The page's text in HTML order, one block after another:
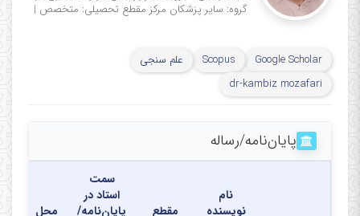
گروه: سایر پزشکان مرکز مقطع تحصیلی: متخصص |
Google Scholar
Scopus
علم سنجی
dr-kambiz mozafari
پایان‌نامه‌/رساله
نام
نویسنده
مقطع
سمت
استاد در
پایان‌نامه/
محل